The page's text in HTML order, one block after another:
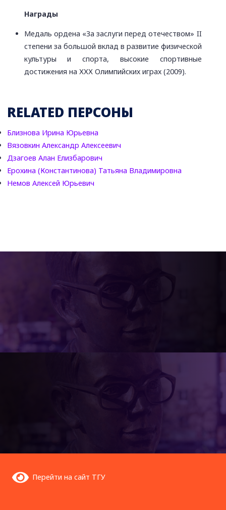
Награды
Медаль ордена «За заслуги перед отечеством» II
степени за большой вклад в развитие физической
культуры и спорта, высокие спортивные
достижения на ХХХ Олимпийских играх (2009).
RELATED ПЕРСОНЫ
Близнова Ирина Юрьевна
Вязовкин Александр Алексеевич
Дзагоев Алан Елизбарович
Ерохина (Константинова) Татьяна Владимировна
Немов Алексей Юрьевич
Перейти на сайт ТГУ